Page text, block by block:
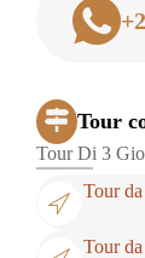
Tour
Tour Di 3
Tour
Tour